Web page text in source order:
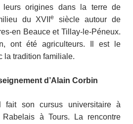
leurs origines dans la terre de
du XVIIe
siècle autour de
en Beauce et Tillay-le-Péneux.
ont été agriculteurs. Il est le
la tradition familiale.
d’Alain Corbin
son cursus universitaire à
Rabelais à Tours. La rencontre